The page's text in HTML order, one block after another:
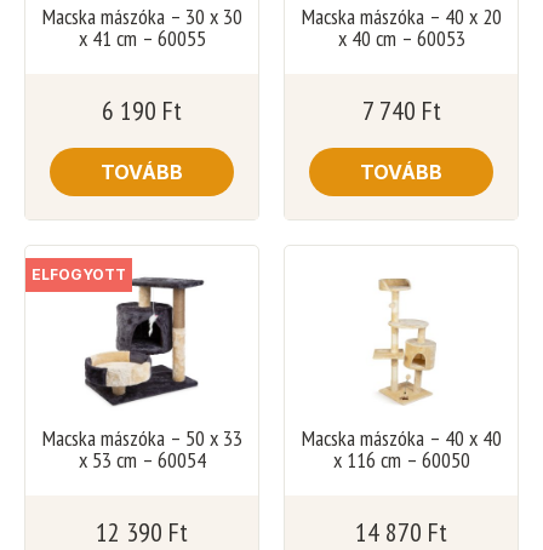
Macska mászóka – 30 x 30
x 41 cm – 60055
6 190 Ft
TOVÁBB
Macska mászóka – 40 x 20
x 40 cm – 60053
7 740 Ft
TOVÁBB
ELFOGYOTT
Macska mászóka – 50 x 33
x 53 cm – 60054
12 390 Ft
Macska mászóka – 40 x 40
x 116 cm – 60050
14 870 Ft